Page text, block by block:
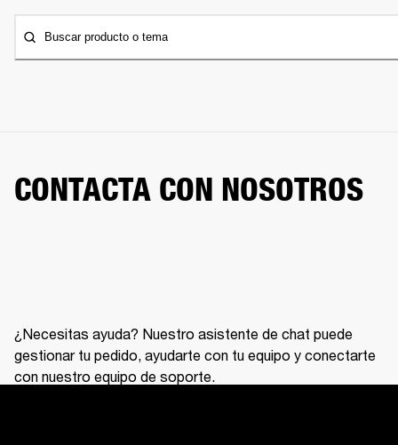
Buscar producto o tema
CONTACTA CON NOSOTROS
¿Necesitas ayuda? Nuestro asistente de chat puede
gestionar tu pedido, ayudarte con tu equipo y conectarte
con nuestro equipo de soporte.